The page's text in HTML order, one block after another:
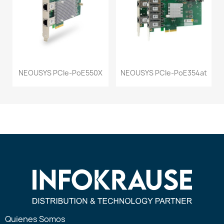
NEOUSYS PCIe-PoE550X NEOUSYS PCIe-PoE354at
Quienes Somos